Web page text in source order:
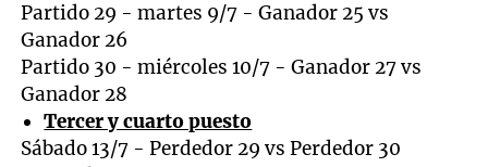
Partido 29 - martes 9/7 - Ganador 25 vs
Ganador 26
Partido 30 - miércoles 10/7 - Ganador 27 vs
Ganador 28
Tercer y cuarto puesto
Sábado 13/7 - Perdedor 29 vs Perdedor 30